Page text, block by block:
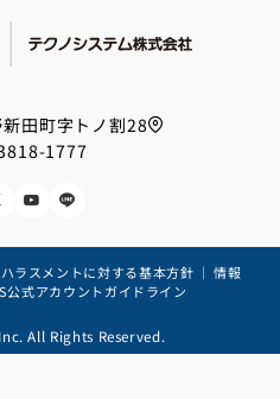
田町字トノ割28
1777
ラスメントに対する基本方針 ｜情報
公式アカウントガイドライン
All Rights Reserved.